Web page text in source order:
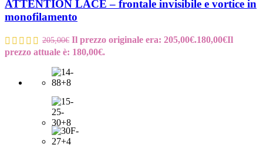
ATTENTION LACE – frontale invisibile e vortice in
monofilamento
205,00€ Il prezzo originale era: 205,00€.180,00€Il
prezzo attuale è: 180,00€.